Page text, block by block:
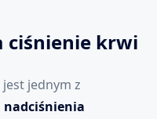
ciśnienie krwi
jednym z
nadciśnienia